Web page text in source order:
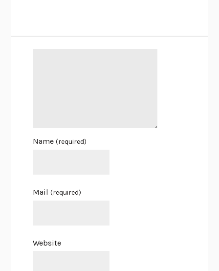
Name(required)
Mail(required)
Website